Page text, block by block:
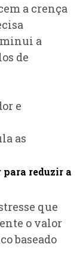
a crença
a
de
e
as
reduzir a
que
o valor
baseado